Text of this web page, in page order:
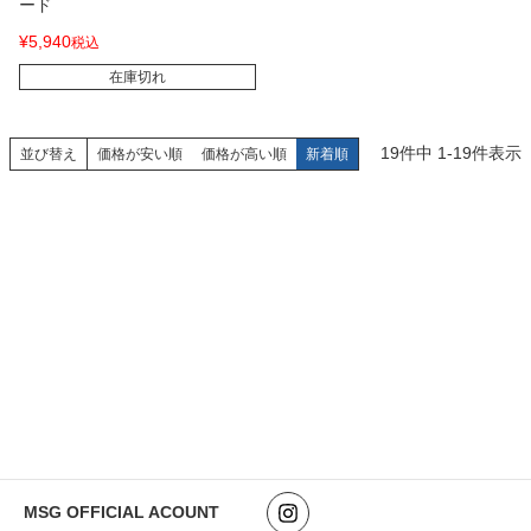
ード
¥5,940税込
在庫切れ
並び替え 価格が安い順 価格が高い順 新着順 19件中 1-19件表示
MSG OFFICIAL ACOUNT